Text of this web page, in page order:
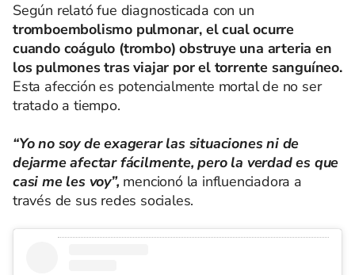
Según relató fue diagnosticada con un
tromboembolismo pulmonar, el cual ocurre
cuando coágulo (trombo) obstruye una arteria en
los pulmones tras viajar por el torrente sanguíneo.
Esta afección es potencialmente mortal de no ser
tratado a tiempo.
“Yo no soy de exagerar las situaciones ni de
dejarme afectar fácilmente, pero la verdad es que
casi me les voy”, mencionó la influenciadora a
través de sus redes sociales.